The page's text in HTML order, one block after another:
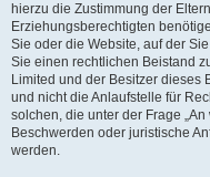
hierzu die Zustimmung der
Erziehungsberechtigten
Sie oder die Website, auf der
Sie einen rechtlichen Beistand
Limited und der Besitzer dieses
und nicht die Anlaufstelle für
solchen, die unter der Frage
Beschwerden oder juristische
werden.